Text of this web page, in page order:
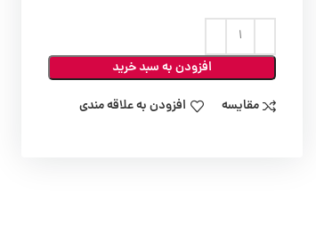
افزودن به سبد خرید
مقایسه
افزودن به علاقه مندی